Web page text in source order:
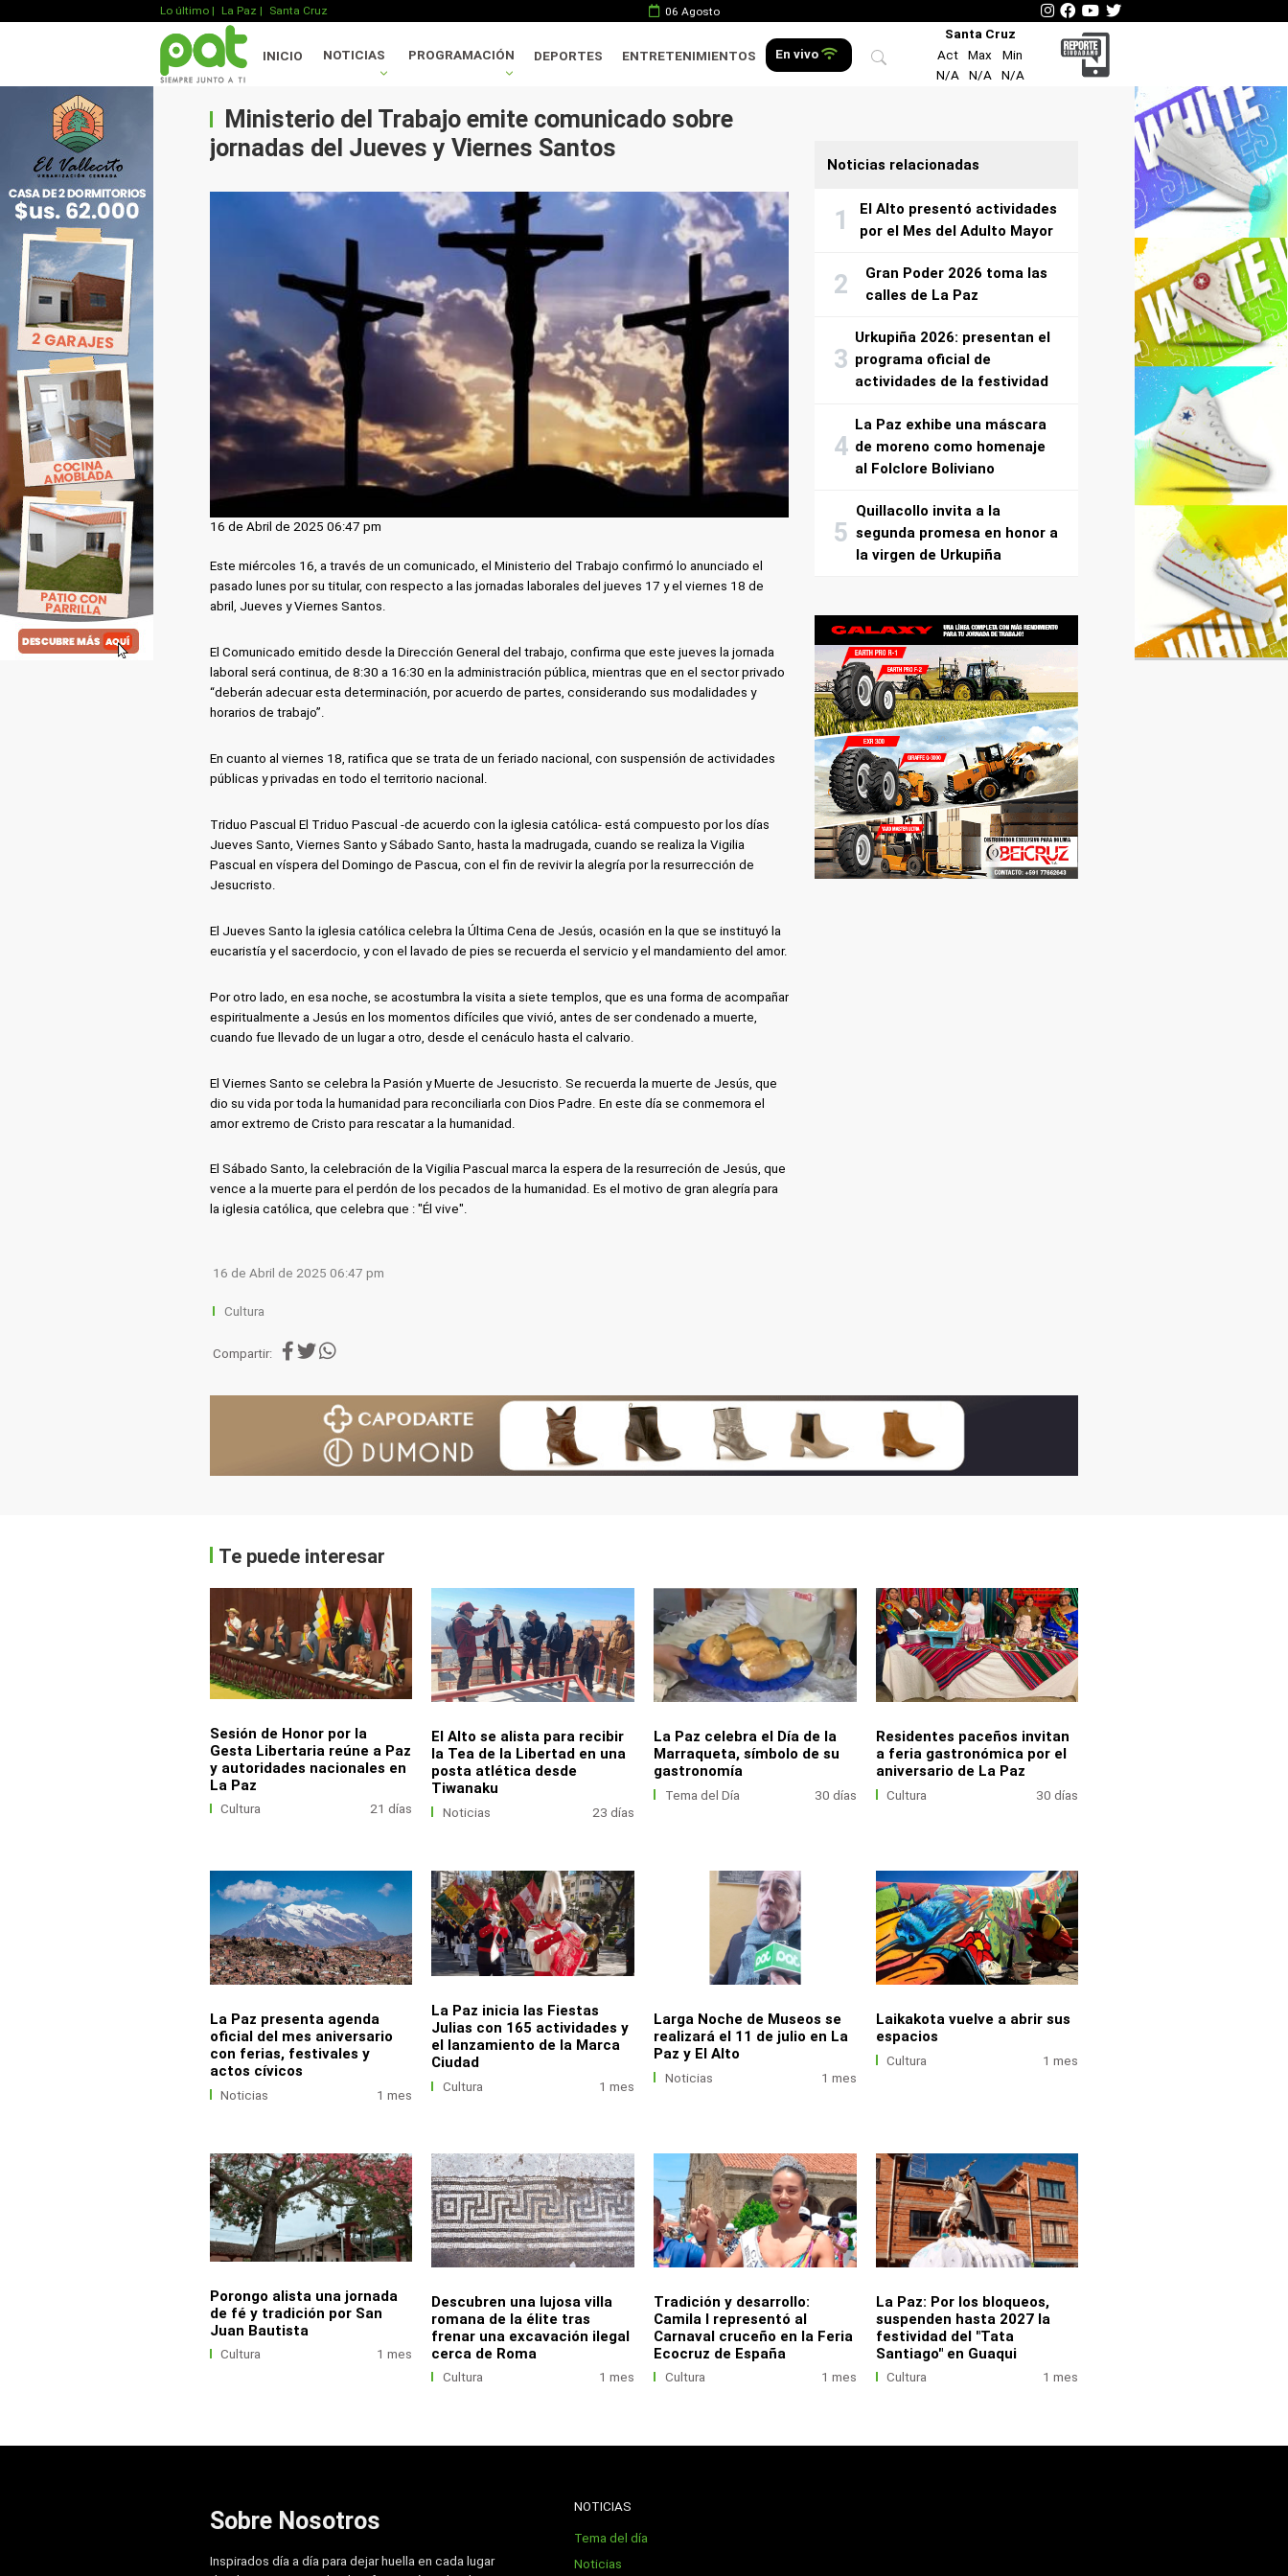
Lo último | La Paz | Santa Cruz 06 Agosto
INICIO NOTICIAS PROGRAMACIÓN DEPORTES ENTRETENIMIENTOS En vivo
Santa Cruz
Act
Max
Min
N/A
N/A N/A
Ministerio del Trabajo emite comunicado sobre
jornadas del Jueves y Viernes Santos
16 de Abril de 2025 06:47 pm
Este miércoles 16, a través de un comunicado, el Ministerio del Trabajo confirmó lo anunciado el
pasado lunes por su titular, con respecto a las jornadas laborales del jueves 17 y el viernes 18 de
abril, Jueves y Viernes Santos.
El Comunicado emitido desde la Dirección General del trabajo, confirma que este jueves la jornada
laboral será continua, de 8:30 a 16:30 en la administración pública, mientras que en el sector privado
“deberán adecuar esta determinación, por acuerdo de partes, considerando sus modalidades y
horarios de trabajo”.
En cuanto al viernes 18, ratifica que se trata de un feriado nacional, con suspensión de actividades
públicas y privadas en todo el territorio nacional.
Triduo Pascual El Triduo Pascual -de acuerdo con la iglesia católica- está compuesto por los días
Jueves Santo, Viernes Santo y Sábado Santo, hasta la madrugada, cuando se realiza la Vigilia
Pascual en víspera del Domingo de Pascua, con el fin de revivir la alegría por la resurrección de
Jesucristo.
El Jueves Santo la iglesia católica celebra la Última Cena de Jesús, ocasión en la que se instituyó la
eucaristía y el sacerdocio, y con el lavado de pies se recuerda el servicio y el mandamiento del amor.
Por otro lado, en esa noche, se acostumbra la visita a siete templos, que es una forma de acompañar
espiritualmente a Jesús en los momentos difíciles que vivió, antes de ser condenado a muerte,
cuando fue llevado de un lugar a otro, desde el cenáculo hasta el calvario.
El Viernes Santo se celebra la Pasión y Muerte de Jesucristo. Se recuerda la muerte de Jesús, que
dio su vida por toda la humanidad para reconciliarla con Dios Padre. En este día se conmemora el
amor extremo de Cristo para rescatar a la humanidad.
El Sábado Santo, la celebración de la Vigilia Pascual marca la espera de la resurreción de Jesús, que
vence a la muerte para el perdón de los pecados de la humanidad. Es el motivo de gran alegría para
la iglesia católica, que celebra que : "Él vive".
16 de Abril de 2025 06:47 pm
Cultura
Compartir:
Noticias relacionadas
El Alto presentó actividades
por el Mes del Adulto Mayor
Gran Poder 2026 toma las
calles de La Paz
Urkupiña 2026: presentan el
programa oficial de
actividades de la festividad
La Paz exhibe una máscara
de moreno como homenaje
al Folclore Boliviano
Quillacollo invita a la
segunda promesa en honor a
la virgen de Urkupiña
Te puede interesar
Sesión de Honor por la
Gesta Libertaria reúne a Paz
y autoridades nacionales en
La Paz
Cultura 21 días
El Alto se alista para recibir
la Tea de la Libertad en una
posta atlética desde
Tiwanaku
Noticias 23 días
La Paz celebra el Día de la
Marraqueta, símbolo de su
gastronomía
Tema del Día 30 días
Residentes paceños invitan
a feria gastronómica por el
aniversario de La Paz
Cultura 30 días
La Paz presenta agenda
oficial del mes aniversario
con ferias, festivales y
actos cívicos
Noticias 1 mes
La Paz inicia las Fiestas
Julias con 165 actividades y
el lanzamiento de la Marca
Ciudad
Cultura 1 mes
Larga Noche de Museos se
realizará el 11 de julio en La
Paz y El Alto
Noticias 1 mes
Laikakota vuelve a abrir sus
espacios
Cultura 1 mes
Porongo alista una jornada
de fé y tradición por San
Juan Bautista
Cultura 1 mes
Descubren una lujosa villa
romana de la élite tras
frenar una excavación ilegal
cerca de Roma
Cultura 1 mes
Tradición y desarrollo:
Camila I representó al
Carnaval cruceño en la Feria
Ecocruz de España
Cultura 1 mes
La Paz: Por los bloqueos,
suspenden hasta 2027 la
festividad del "Tata
Santiago" en Guaqui
Cultura 1 mes
Sobre Nosotros
Inspirados día a día para dejar huella en cada lugar
NOTICIAS
Tema del día
Noticias